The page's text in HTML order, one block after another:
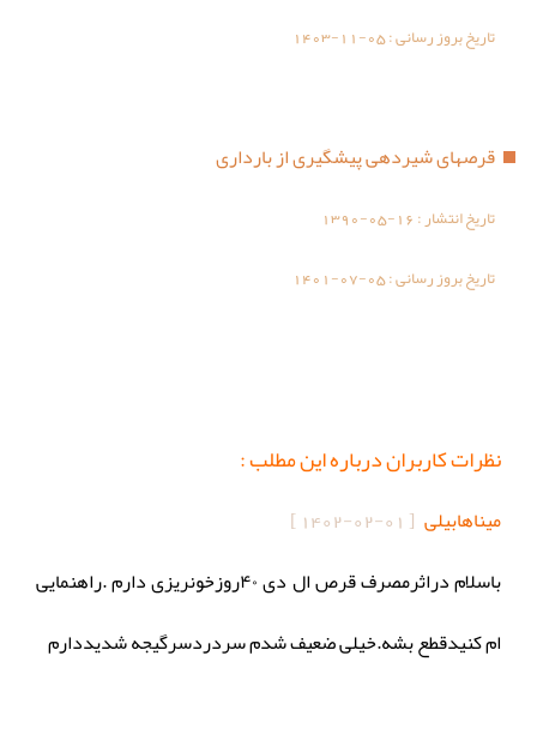
تاریخ بروز رسانی :1403-11-05
قرصهای شیردهی پیشگیری از بارداری
تاریخ انتشار :1390-05-16
تاریخ بروز رسانی :1401-07-05
نظرات کاربران درباره این مطلب :
میناهابیلی [
1402-02-01
]
باسلام دراثرمصرف قرص ال دی ۴۰روزخونریزی دارم .راهنمایی
ام کنیدقطع بشه.خیلی ضعیف شدم سردردسرگیجه شدیددارم